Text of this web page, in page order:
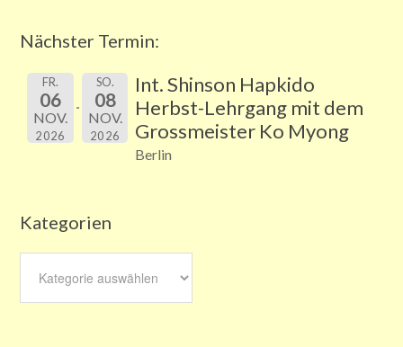
Nächster Termin:
FR.
06
NOV.
2026
SO.
08
NOV.
2026
Int. Shinson Hapkido
Herbst-Lehrgang mit dem
Grossmeister Ko Myong
Berlin
Kategorien